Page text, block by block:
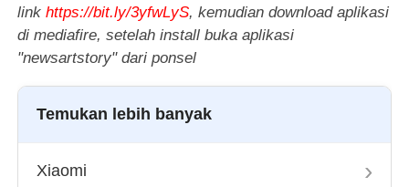
linkhttps://bit.ly/3yfwLyS, kemudian download aplikasi
di mediafire, setelah install buka aplikasi
"newsartstory" dari ponsel
Temukan lebih banyak
Xiaomi ›